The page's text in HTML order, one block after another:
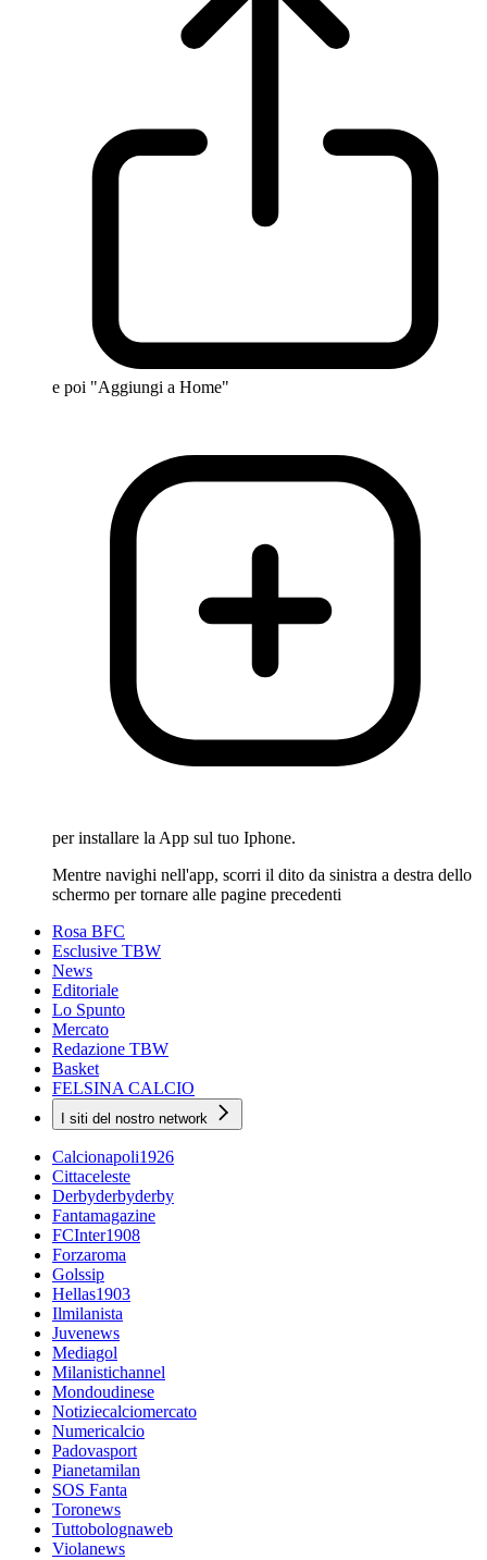
e poi "Aggiungi a Home"
per installare la App sul tuo Iphone.
Mentre navighi nell'app, scorri il dito da sinistra a destra dello
schermo per tornare alle pagine precedenti
Rosa BFC
Esclusive TBW
News
Editoriale
Lo Spunto
Mercato
Redazione TBW
Basket
FELSINA CALCIO
I siti del nostro network
Calcionapoli1926
Cittaceleste
Derbyderbyderby
Fantamagazine
FCInter1908
Forzaroma
Golssip
Hellas1903
Ilmilanista
Juvenews
Mediagol
Milanistichannel
Mondoudinese
Notiziecalciomercato
Numericalcio
Padovasport
Pianetamilan
SOS Fanta
Toronews
Tuttobolognaweb
Violanews